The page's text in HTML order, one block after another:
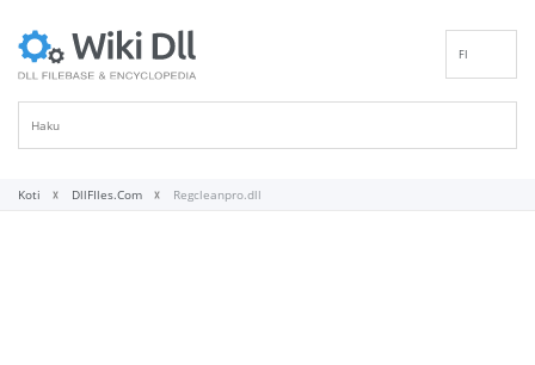
FI
Koti DllFIles.Com Regcleanpro.dll